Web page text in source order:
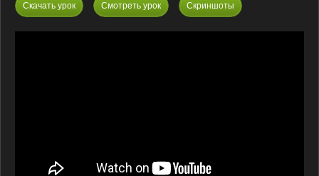
Скачать урок Смотреть урок Скриншоты